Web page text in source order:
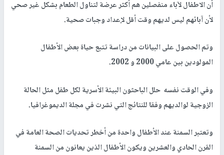
أن الاطفال لآباء منفصلين هم أكثر عرضة لتناول الطعام بشكل غير صحي
لأن آبائهم ليس لديهم وقت أقل لإعداد وجبات صحية.
وتم الحصول على البيانات من دراسة تتبع حياة بعض الأطفال
المولودين بين عامي 2000 و 2002.
وفي الوقت نفسه حلل الباحثون البيئة الأسرية لكل طفل مثل الحالة
الزوجية لوالديهم وفقا للنتائج التي نشرت في مجلة الديموغرافيا.
وتعتبر السمنة عند الأطفال واحدة من أخطر تحديات الصحة العامة في
القرن الحادي والعشرين ويكون الأطفال الذين يعانون من السمنة